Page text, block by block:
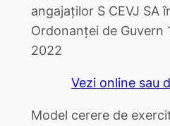
angajaților S CEVJ SA
Ordonanței de Guvern
2022
Vezi online sau
Model cerere de